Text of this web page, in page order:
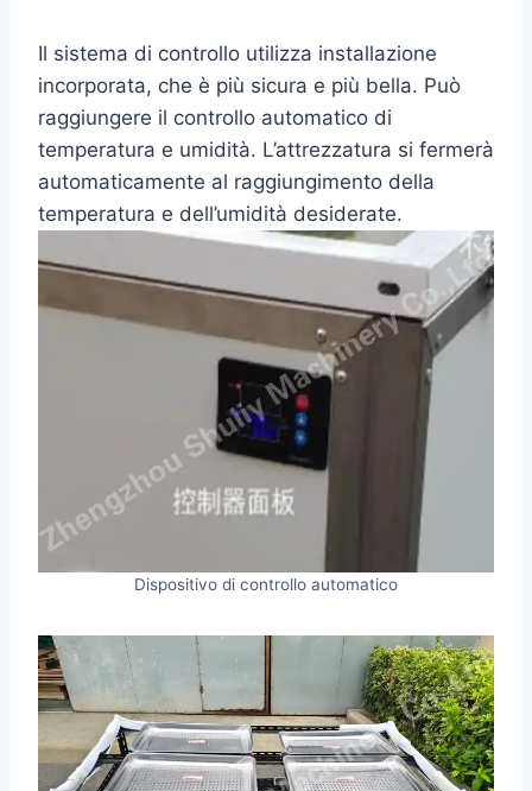
Il sistema di controllo utilizza installazione
incorporata, che è più sicura e più bella. Può
raggiungere il controllo automatico di
temperatura e umidità. L’attrezzatura si fermerà
automaticamente al raggiungimento della
temperatura e dell’umidità desiderate.
Dispositivo di controllo automatico